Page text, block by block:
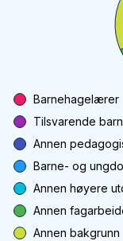
Barnehagelærer
Tilsvarende
Annen
Barne- og
Annen høyere
Annen
Annen bakgrunn